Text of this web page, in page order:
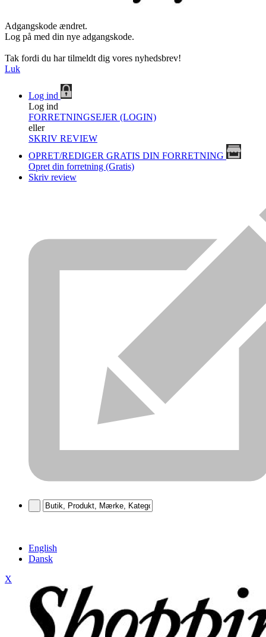
Adgangskode ændret.
Log på med din nye adgangskode.
Tak fordi du har tilmeldt dig vores nyhedsbrev!
Luk
Log ind
Log ind
FORRETNINGSEJER (LOGIN)
eller
SKRIV REVIEW
OPRET/REDIGER GRATIS DIN FORRETNING
Opret din forretning (Gratis)
Skriv review
English
Dansk
X